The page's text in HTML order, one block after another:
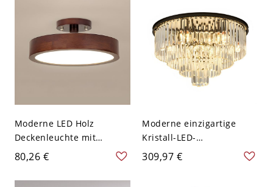
Moderne LED Holz
Deckenleuchte mit
Acrylschirm - Walnuss
Farbe 110V-120V 22,86 cm
Schichtung
80,26 €
Moderne einzigartige
Kristall-LED-
Deckenleuchte aus
konischem Metall für
309,97 €